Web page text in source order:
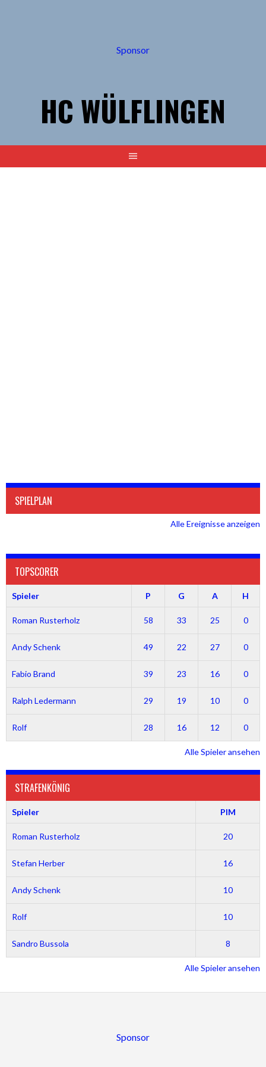
Sponsor
HC WÜLFLINGEN
SPIELPLAN
Alle Ereignisse anzeigen
TOPSCORER
Spieler P G A H
Roman Rusterholz 58 33 25 0
Andy Schenk 49 22 27 0
Fabio Brand 39 23 16 0
Ralph Ledermann 29 19 10 0
Rolf 28 16 12 0
Alle Spieler ansehen
STRAFENKÖNIG
Spieler PIM
Roman Rusterholz 20
Stefan Herber 16
Andy Schenk 10
Rolf 10
Sandro Bussola 8
Alle Spieler ansehen
Sponsor